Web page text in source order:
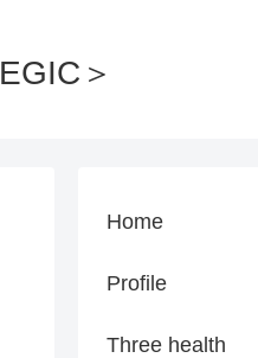
＞
Home
Profile
Three health